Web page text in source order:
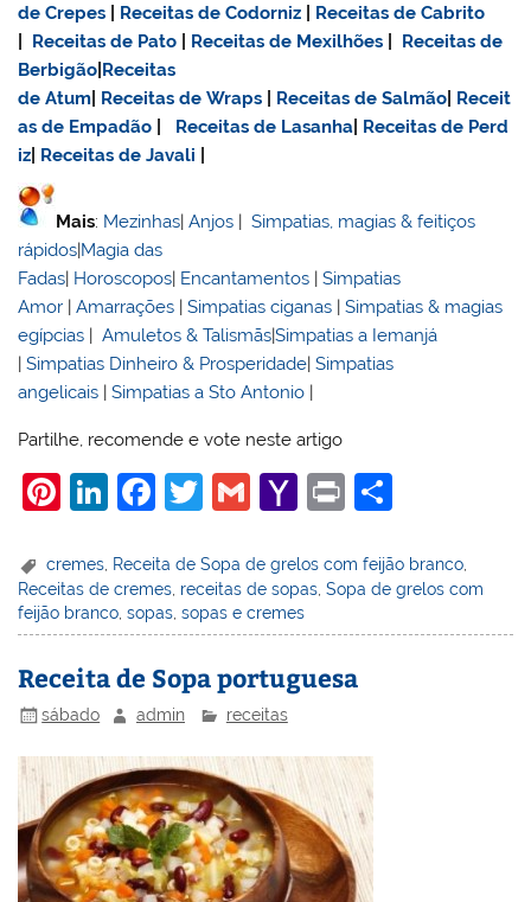
de Crepes
Receitas de Codorniz
Receitas de Cabrito
Receitas de Pato Receitas de Mexilhões
Receitas de
Berbigão Receitas
de Atum Receitas de Wraps Receitas de Salmão Receit
as de Empadão
Receitas de Lasanha Receitas de Perd
iz Receitas de Javali
Mais: Mezinhas|Anjos |Simpatias, magias & feitiços
rápidos|Magia das
Fadas| Horoscopos| Encantamentos |Simpatias
Amor |Amarrações |Simpatias ciganas |Simpatias & magias
egípcias |Amuletos & Talismãs|Simpatias a Iemanjá
|Simpatias Dinheiro & Prosperidade|Simpatias
angelicais |Simpatias a Sto Antonio |
Partilhe, recomende e vote neste artigo
Pi
er
e
st
Li
k
e
dI
n
F
c
e
b
o
o
k
T
itt
er
G
ai
l
Y
h
o
o
M
l
Pr
t
ar
e
cremes Receita de Sopa de grelos com feijão branco
Receitas de cremes receitas de sopas ,Sopa de grelos com
feijão branco ,sopas ,sopas e cremes
Receita de Sopa portuguesa
sábado admin receitas